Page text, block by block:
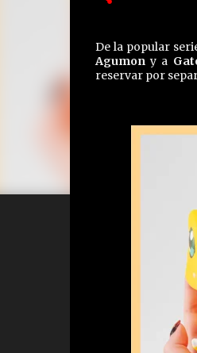
De la popular
Agumony a
reservar por